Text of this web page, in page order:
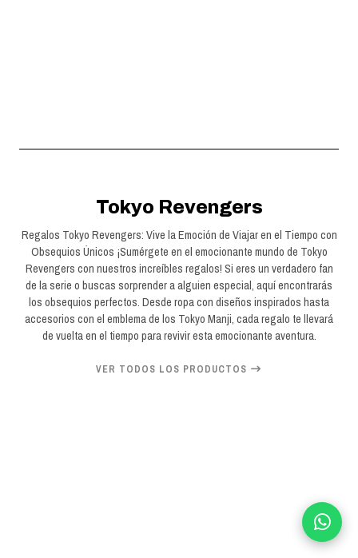
Tokyo Revengers
Regalos Tokyo Revengers: Vive la Emoción de Viajar en el Tiempo con
Obsequios Únicos ¡Sumérgete en el emocionante mundo de Tokyo
Revengers con nuestros increíbles regalos! Si eres un verdadero fan
de la serie o buscas sorprender a alguien especial, aquí encontrarás
los obsequios perfectos. Desde ropa con diseños inspirados hasta
accesorios con el emblema de los Tokyo Manji, cada regalo te llevará
de vuelta en el tiempo para revivir esta emocionante aventura.
VER TODOS LOS PRODUCTOS